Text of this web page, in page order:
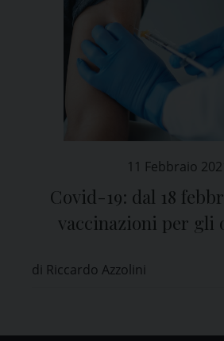
11 Febbraio
Covid-19: dal 18
vaccinazioni per gli
di Riccardo Azzolini